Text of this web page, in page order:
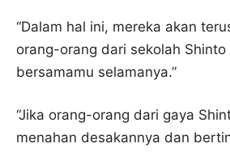
“Dalam hal ini, mereka akan
orang-orang dari sekolah
bersamamu selamanya.”
“Jika orang-orang dari gaya
menahan desakannya dan